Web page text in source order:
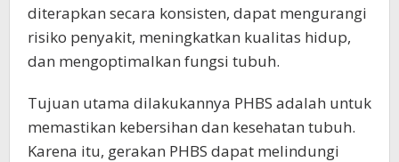
diterapkan secara konsisten, dapat mengurangi
risiko penyakit, meningkatkan kualitas hidup,
dan mengoptimalkan fungsi tubuh.
Tujuan utama dilakukannya PHBS adalah untuk
memastikan kebersihan dan kesehatan tubuh.
Karena itu, gerakan PHBS dapat melindungi